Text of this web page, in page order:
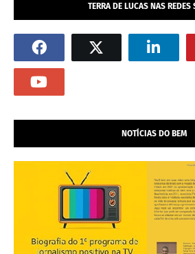
TERRA DE LUCAS NAS REDES
NOTÍCIAS DO BEM